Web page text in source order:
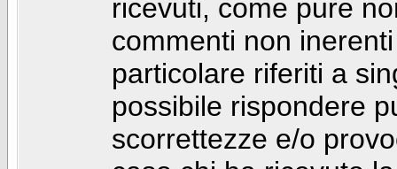
ricevuti, come pure
commenti non
particolare riferiti a
possibile rispondere
scorrettezze e/o